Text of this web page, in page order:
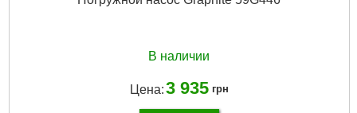
В наличии
Цена:3 935 грн